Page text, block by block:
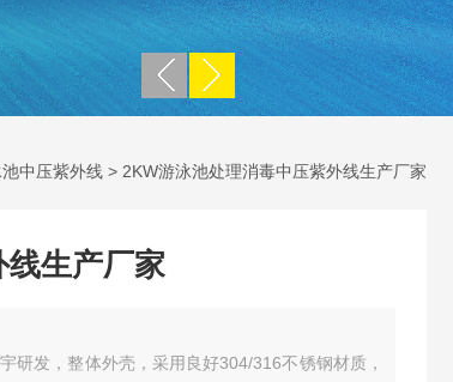
中压紫外线 > 2KW游泳池处理消毒中压紫外线生产厂家
生产厂家
研发，整体外壳，采用良好304/316不锈钢材质，